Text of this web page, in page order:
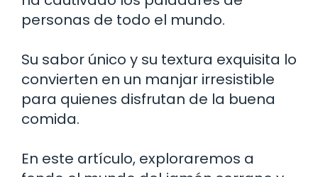
personas de todo el mundo.
Su sabor único y su textura exquisita lo
convierten en un manjar irresistible
para quienes disfrutan de la buena
comida.
En este artículo, exploraremos a